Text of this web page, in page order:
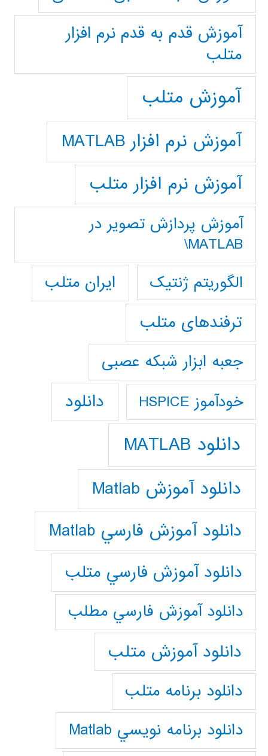
آموزش قدم به قدم نرم افزار
متلب
آموزش متلب
آموزش نرم افزار MATLAB
آموزش نرم افزار متلب
آموزش پردازش تصوير در
MATLAB\
الگوریتم ژنتیک
ایران متلب
ترفندهای متلب
جعبه ابزار شبکه عصبی
خودآموز HSPICE دانلود
دانلود MATLAB
دانلود آموزش Matlab
دانلود آموزش فارسي Matlab
دانلود آموزش فارسي متلب
دانلود آموزش فارسي مطلب
دانلود آموزش متلب
دانلود برنامه متلب
دانلود برنامه نويسي Matlab